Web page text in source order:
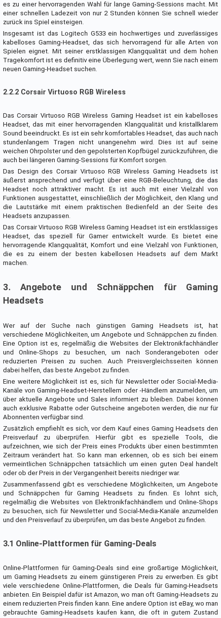
es zu einer hervorragenden Wahl für lange Gaming-Sessions macht. Mit
einer schnellen Ladezeit von nur 2 Stunden können Sie schnell wieder
zurück ins Spiel einsteigen.
Insgesamt ist das Logitech G533 ein hochwertiges und zuverlässiges
kabelloses Gaming-Headset, das sich hervorragend für alle Arten von
Spielen eignet. Mit seiner erstklassigen Klangqualität und dem hohen
Tragekomfort ist es definitiv eine Überlegung wert, wenn Sie nach einem
neuen Gaming-Headset suchen.
2.2.2 Corsair Virtuoso RGB Wireless
Das Corsair Virtuoso RGB Wireless Gaming Headset ist ein kabelloses
Headset, das mit einer hervorragenden Klangqualität und kristallklarem
Sound beeindruckt. Es ist ein sehr komfortables Headset, das auch nach
stundenlangem Tragen nicht unangenehm wird. Dies ist auf seine
weichen Ohrpolster und den gepolsterten Kopfbügel zurückzuführen, die
auch bei längeren Gaming-Sessions für Komfort sorgen.
Das Design des Corsair Virtuoso RGB Wireless Gaming Headsets ist
äußerst ansprechend und verfügt über eine RGB-Beleuchtung, die das
Headset noch attraktiver macht. Es ist auch mit einer Vielzahl von
Funktionen ausgestattet, einschließlich der Möglichkeit, den Klang und
die Lautstärke mit einem praktischen Bedienfeld an der Seite des
Headsets anzupassen.
Das Corsair Virtuoso RGB Wireless Gaming Headset ist ein erstklassiges
Headset, das speziell für Gamer entwickelt wurde. Es bietet eine
hervorragende Klangqualität, Komfort und eine Vielzahl von Funktionen,
die es zu einem der besten kabellosen Headsets auf dem Markt
machen.
3. Angebote und Schnäppchen für Gaming
Headsets
Wer auf der Suche nach günstigen Gaming Headsets ist, hat
verschiedene Möglichkeiten, um Angebote und Schnäppchen zu finden.
Eine Option ist es, regelmäßig die Websites der Elektronikfachhändler
und Online-Shops zu besuchen, um nach Sonderangeboten oder
reduzierten Preisen zu suchen. Auch Preisvergleichsseiten können
dabei helfen, das beste Angebot zu finden.
Eine weitere Möglichkeit ist es, sich für Newsletter oder Social-Media-
Kanäle von Gaming-Headset-Herstellern oder -Händlern anzumelden, um
über aktuelle Angebote und Sales informiert zu bleiben. Dabei können
auch exklusive Rabatte oder Gutscheine angeboten werden, die nur für
Abonnenten verfügbar sind.
Zusätzlich empfiehlt es sich, vor dem Kauf eines Gaming Headsets den
Preisverlauf zu überprüfen. Hierfür gibt es spezielle Tools, die
aufzeichnen, wie sich der Preis eines Produkts über einen bestimmten
Zeitraum verändert hat. So kann man erkennen, ob es sich bei einem
vermeintlichen Schnäppchen tatsächlich um einen guten Deal handelt
oder ob der Preis in der Vergangenheit bereits niedriger war.
Zusammenfassend gibt es verschiedene Möglichkeiten, um Angebote
und Schnäppchen für Gaming Headsets zu finden. Es lohnt sich,
regelmäßig die Websites von Elektronikfachhändlern und Online-Shops
zu besuchen, sich für Newsletter und Social-Media-Kanäle anzumelden
und den Preisverlauf zu überprüfen, um das beste Angebot zu finden.
3.1 Online-Plattformen für Gaming-Deals
Online-Plattformen für Gaming-Deals sind eine großartige Möglichkeit,
um Gaming Headsets zu einem günstigeren Preis zu erwerben. Es gibt
viele verschiedene Online-Plattformen, die Deals für Gaming-Headsets
anbieten. Ein Beispiel dafür ist Amazon, wo man oft Gaming-Headsets zu
einem reduzierten Preis finden kann. Eine andere Option ist eBay, wo man
gebrauchte Gaming-Headsets kaufen kann, die oft in gutem Zustand